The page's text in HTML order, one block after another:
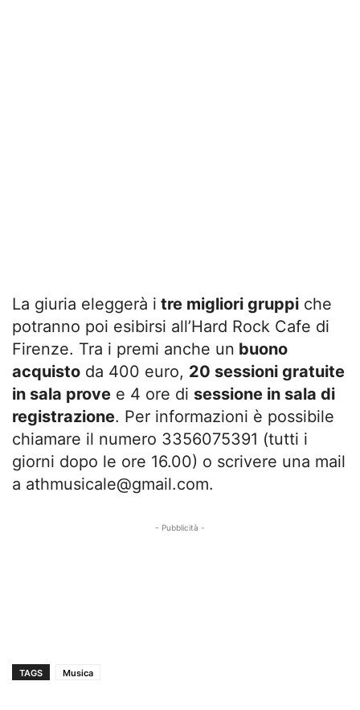
La giuria eleggerà i tre migliori gruppi che
potranno poi esibirsi all’Hard Rock Cafe di
Firenze. Tra i premi anche un buono
acquisto da 400 euro, 20 sessioni gratuite
in sala prove e 4 ore di sessione in sala di
registrazione. Per informazioni è possibile
chiamare il numero 3356075391 (tutti i
giorni dopo le ore 16.00) o scrivere una mail
a athmusicale@gmail.com.
- Pubblicità -
TAGS Musica